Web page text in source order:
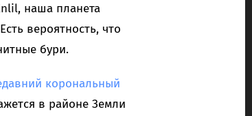
наша планета
вероятность, что
бури.
корональный
в районе Земли